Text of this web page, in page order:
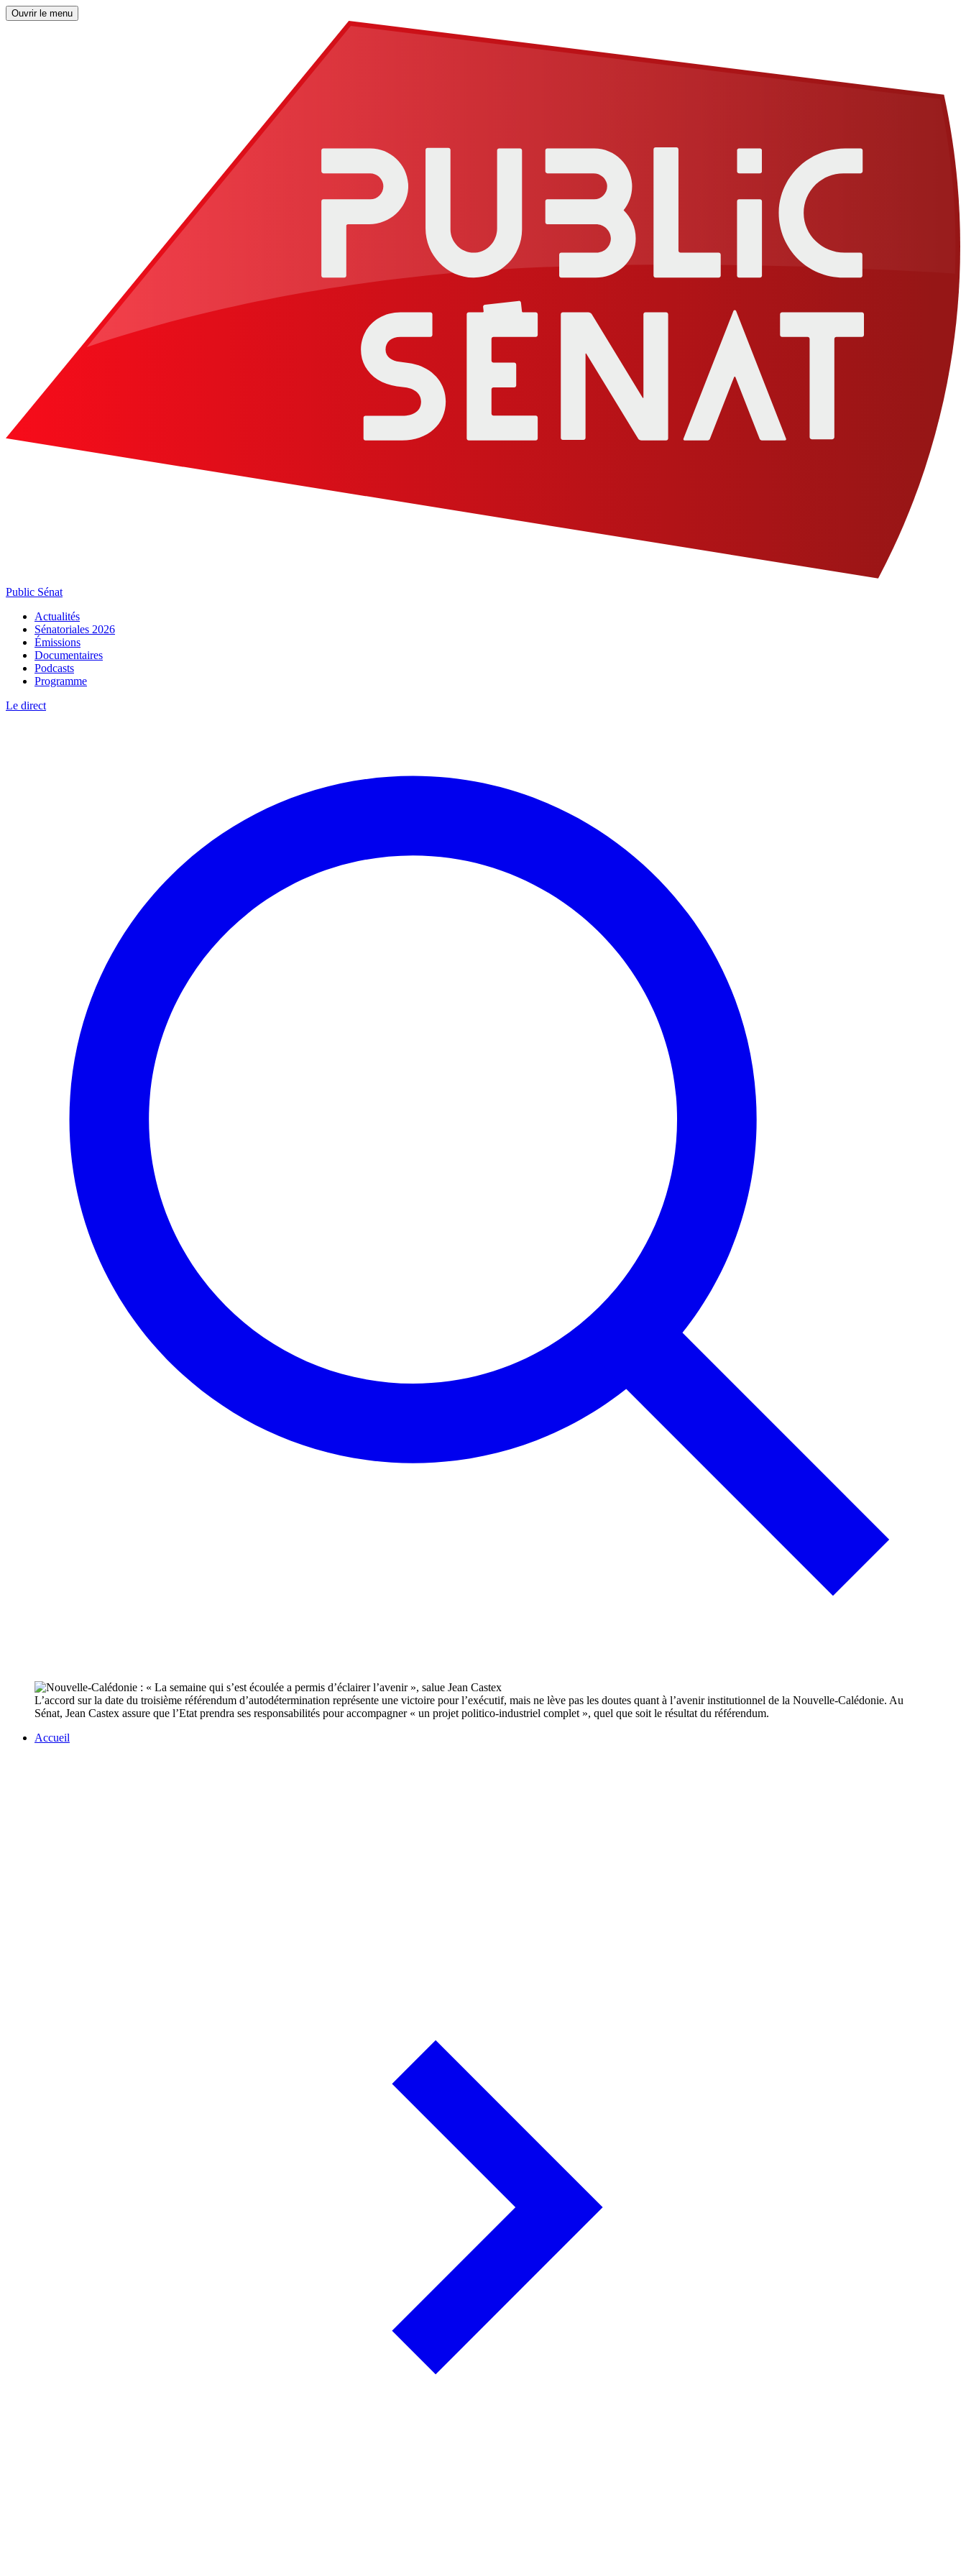
Ouvrir le menu
Public Sénat
Actualités
Sénatoriales 2026
Émissions
Documentaires
Podcasts
Programme
Le direct
L’accord sur la date du troisième référendum d’autodétermination représente une victoire pour l’exécutif, mais ne lève pas les doutes quant à l’avenir institutionnel de la Nouvelle-Calédonie. Au
Sénat, Jean Castex assure que l’Etat prendra ses responsabilités pour accompagner « un projet politico-industriel complet », quel que soit le résultat du référendum.
Accueil